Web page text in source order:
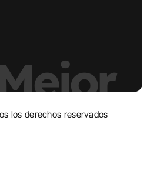
los derechos reservados